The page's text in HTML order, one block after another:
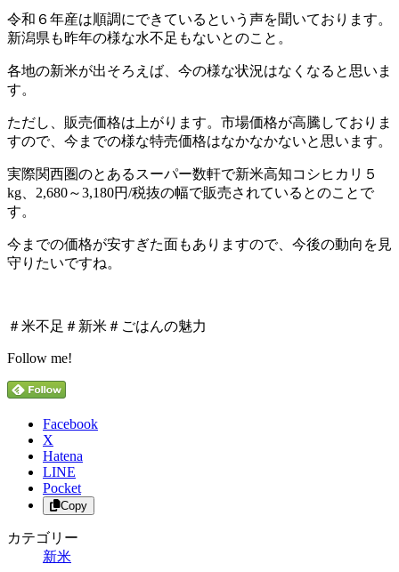
令和６年産は順調にできているという声を聞いております。
新潟県も昨年の様な水不足もないとのこと。
各地の新米が出そろえば、今の様な状況はなくなると思いま
す。
ただし、販売価格は上がります。市場価格が高騰しておりま
すので、今までの様な特売価格はなかなかないと思います。
実際関西圏のとあるスーパー数軒で新米高知コシヒカリ５
kg、2,680～3,180円/税抜の幅で販売されているとのことで
す。
今までの価格が安すぎた面もありますので、今後の動向を見
守りたいですね。
＃米不足＃新米＃ごはんの魅力
Follow me!
Facebook
X
Hatena
LINE
Pocket
Copy
カテゴリー
新米